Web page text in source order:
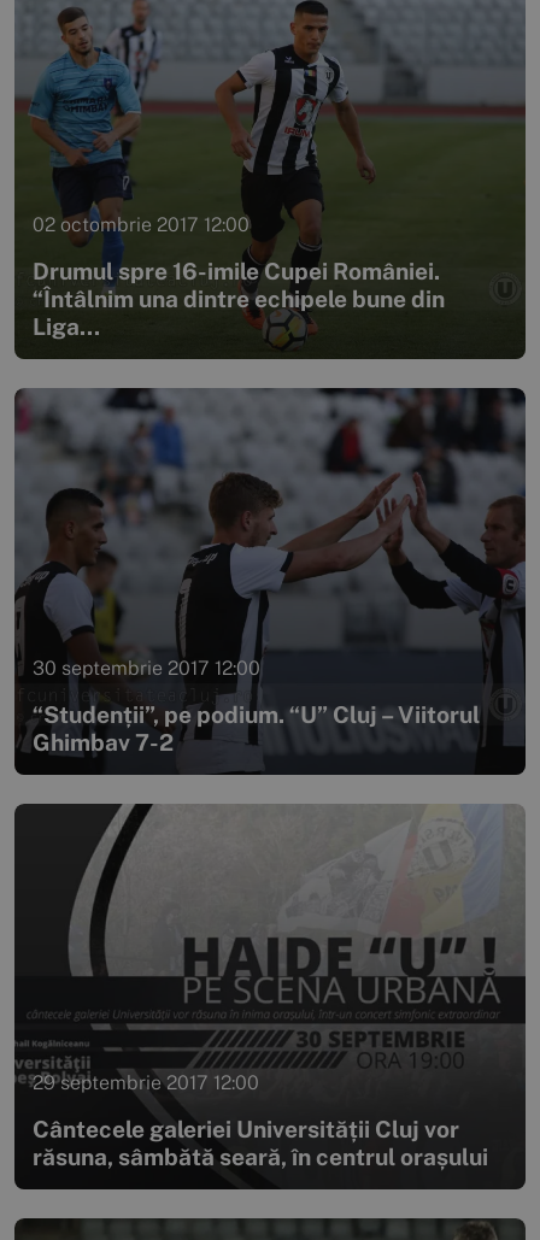
02 octombrie 2017 12:00
Drumul spre 16-imile Cupei României.
“Întâlnim una dintre echipele bune din
Liga...
30 septembrie 2017 12:00
“Studenții”, pe podium. “U” Cluj – Viitorul
Ghimbav 7-2
29 septembrie 2017 12:00
Cântecele galeriei Universității Cluj vor
răsuna, sâmbătă seară, în centrul orașului